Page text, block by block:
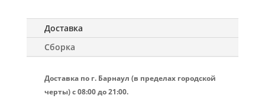
Доставка
Сборка
Доставка по г. Барнаул (в пределах городской
черты) с 08:00 до 21:00.